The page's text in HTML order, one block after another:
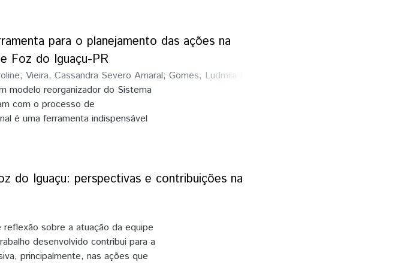
proposto. Em alguns artigos,
diminuição da presença de fungos
brasileira. Este estudo
manutenção e limpeza nos
para o planejamento das ações na
Foz do Iguaçu-PR
; Vieira, Cassandra Severo Amaral; Gomes, Ludmila Mourão
modelo reorganizador do Sistema
com o processo de
é uma ferramenta indispensável
e posterior planejamento das
Saúde da Família 073 vinculada
do município de Foz do
do tipo descritivo
que a equipe possui um total de
Foz e que grande parte
e diabetes, também se
acompanhadas pela equipe,
de maneira a levar
do Iguaçu: perspectivas e contribuições na
sobre a atuação da equipe
desenvolvido contribui para a
principalmente, nas ações que